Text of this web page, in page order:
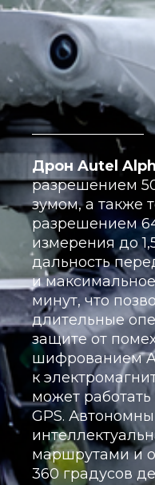
Дрон Autel
разрешением
зумом, а также
разрешением
измерения до
дальность
и
минут, что
длительные
защите от
шифрованием
к
может работать
GPS.
маршрутами и
360 градусов